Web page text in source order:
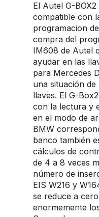
El Autel G-
compatible con
programacion
compra del
IM608 de Autel
ayudar en las
para Mercedes
una situación de
llaves. El G-
con la lectura y
en el modo de
BMW
banco también
cálculos de
de 4 a 8 veces
número de
EIS W216 y
se reduce a
enormemente